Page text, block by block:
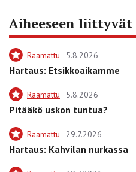
Aiheeseen
Raamattu 5.8.2026
Hartaus: Etsikkoaikamme
Raamattu 5.8.2026
Pitääkö uskon tuntua?
Raamattu 29.7.2026
Hartaus: Kahvilan nurkassa